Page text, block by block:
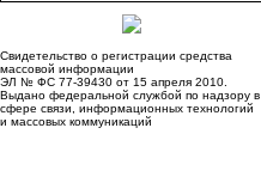
Свидетельство о регистрации средства
массовой информации
ЭЛ № ФС 77-39430 от 15 апреля 2010.
Выдано федеральной службой по надзору в
сфере связи, информационных технологий
и массовых коммуникаций